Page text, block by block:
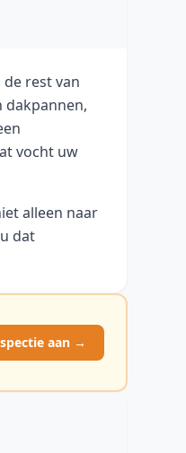
rest van
dakpannen,
vocht uw
alleen naar
dat
aan →